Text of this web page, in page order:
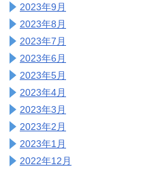
2023年9月
2023年8月
2023年7月
2023年6月
2023年5月
2023年4月
2023年3月
2023年2月
2023年1月
2022年12月